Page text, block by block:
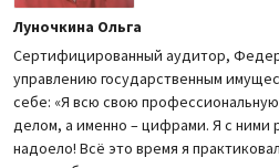
Луночкина Ольга
Сертифицированный аудитор,
управлению государственным
себе: «Я всю свою
делом, а именно – цифрами. Я с ними
надоело! Всё это время я